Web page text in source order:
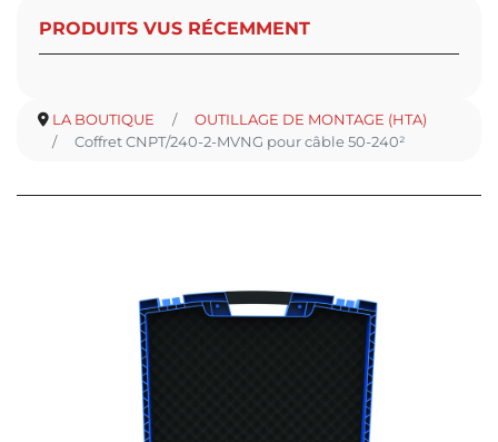
PRODUITS VUS RÉCEMMENT
LA BOUTIQUE
OUTILLAGE DE MONTAGE (HTA)
Coffret CNPT/240-2-MVNG pour câble 50-240²